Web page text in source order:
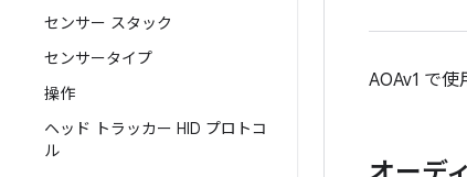
センサー スタック
センサータイプ
操作
ヘッド トラッカー HID プロトコ
ル
AOAv1 で